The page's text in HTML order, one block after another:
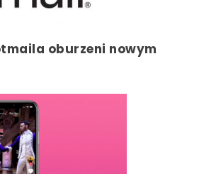
oburzeni nowym